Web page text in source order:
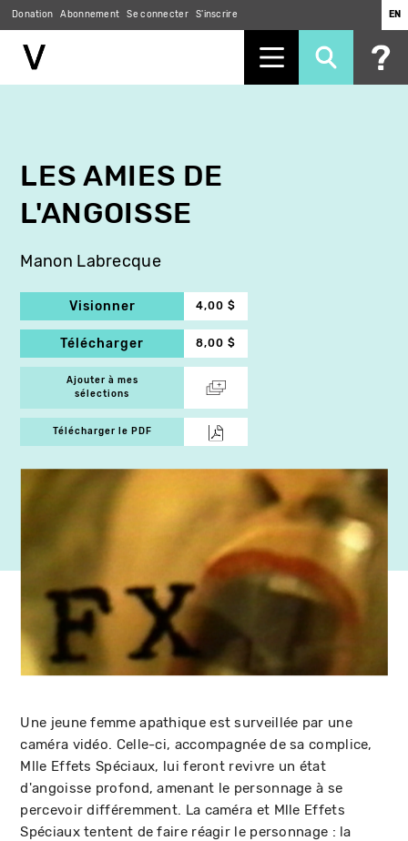
Donation Abonnement Se connecter S'inscrire EN
LES AMIES DE
L'ANGOISSE
Manon Labrecque
Visionner 4,00 $
Télécharger 8,00 $
Ajouter à mes
sélections
Télécharger le PDF
Une jeune femme apathique est surveillée par une
caméra vidéo. Celle-ci, accompagnée de sa complice,
Mlle Effets Spéciaux, lui feront revivre un état
d'angoisse profond, amenant le personnage à se
percevoir différemment. La caméra et Mlle Effets
Spéciaux tentent de faire réagir le personnage : la